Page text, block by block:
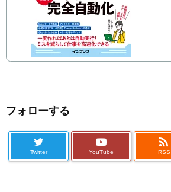
フォローする
Twitter YouTube

RSS